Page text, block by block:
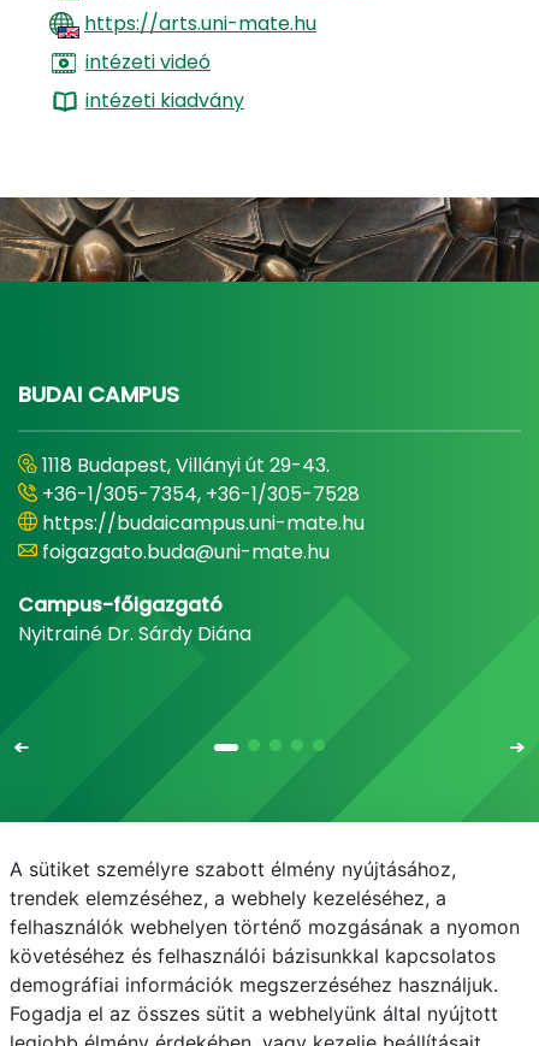
https://arts.uni-mate.hu
intézeti videó
intézeti kiadvány
BUDAI CAMPUS
1118 Budapest, Villányi út 29-43.
+36-1/305-7354, +36-1/305-7528
https://budaicampus.uni-mate.hu
foigazgato.buda@uni-mate.hu
Campus-főigazgató
Nyitrainé Dr. Sárdy Diána
Email Telefonkönyv NEPTUN
E-learning
Médiaközpont
Informatikai Igazgatóság
Adatvédelem
A sütiket személyre szabott élmény nyújtásához,
trendek elemzéséhez, a webhely kezeléséhez, a
felhasználók webhelyen történő mozgásának a nyomon
követéséhez és felhasználói bázisunkkal kapcsolatos
demográfiai információk megszerzéséhez használjuk.
Fogadja el az összes sütit a webhelyünk által nyújtott